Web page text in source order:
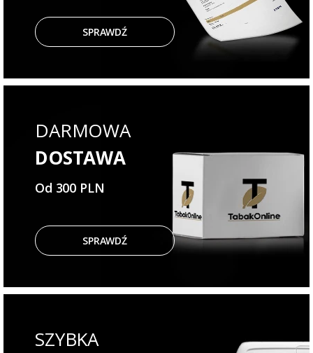
SPRAWDŹ
DARMOWA
DOSTAWA
Od 300 PLN
SPRAWDŹ
SZYBKA